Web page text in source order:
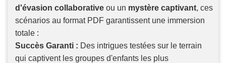
d'évasion collaborative ou un mystère captivant, ces
scénarios au format PDF garantissent une immersion
totale :
Succès Garanti : Des intrigues testées sur le terrain
qui captivent les groupes d'enfants les plus